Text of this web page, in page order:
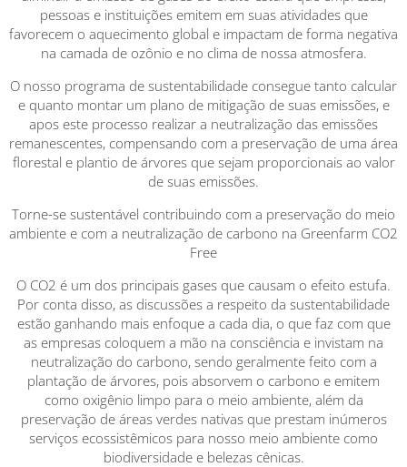
pessoas e instituições emitem em suas atividades que
favorecem o aquecimento global e impactam de forma negativa
na camada de ozônio e no clima de nossa atmosfera.
O nosso programa de sustentabilidade consegue tanto calcular
e quanto montar um plano de mitigação de suas emissões, e
apos este processo realizar a neutralização das emissões
remanescentes, compensando com a preservação de uma área
florestal e plantio de árvores que sejam proporcionais ao valor
de suas emissões.
Torne-se sustentável contribuindo com a preservação do meio
ambiente e com a neutralização de carbono na Greenfarm CO2
Free
O CO2 é um dos principais gases que causam o efeito estufa.
Por conta disso, as discussões a respeito da sustentabilidade
estão ganhando mais enfoque a cada dia, o que faz com que
as empresas coloquem a mão na consciência e invistam na
neutralização do carbono, sendo geralmente feito com a
plantação de árvores, pois absorvem o carbono e emitem
como oxigênio limpo para o meio ambiente, além da
preservação de áreas verdes nativas que prestam inúmeros
serviços ecossistêmicos para nosso meio ambiente como
biodiversidade e belezas cênicas.